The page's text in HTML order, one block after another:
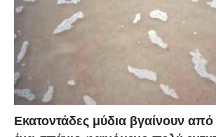
Εκατοντάδες μύδια βγαίνουν